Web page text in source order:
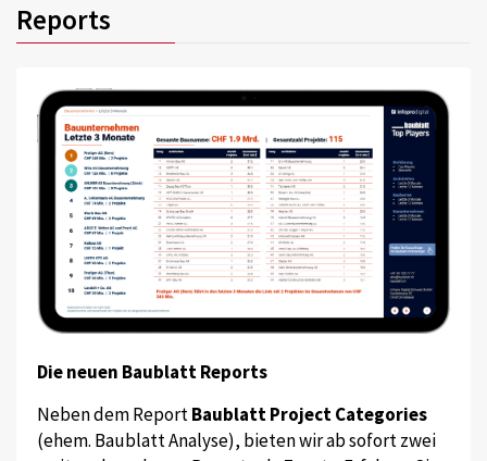
Reports
Die neuen Baublatt Reports
Neben dem ReportBaublatt Project Categories
(ehem. Baublatt Analyse), bieten wir ab sofort zwei